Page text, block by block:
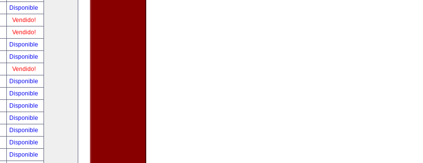
Disponible
Vendido!
Vendido!
Disponible
Disponible
Vendido!
Disponible
Disponible
Disponible
Disponible
Disponible
Disponible
Disponible